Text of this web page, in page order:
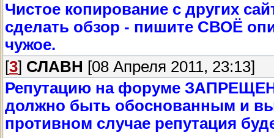
Чистое копирование с других
сделать обзор - пишите СВОЁ
чужое.
[3] СЛАВН [08 Апреля 2011, 23:13]
Репутацию на форуме
должно быть обоснованным и вы
противном случае репутация